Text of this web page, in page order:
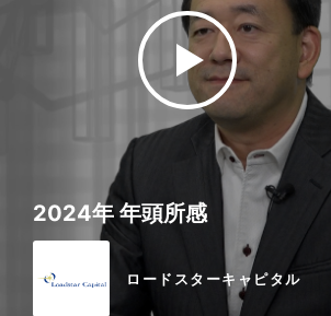
ロードスターキャピタル
2024年 年頭所感